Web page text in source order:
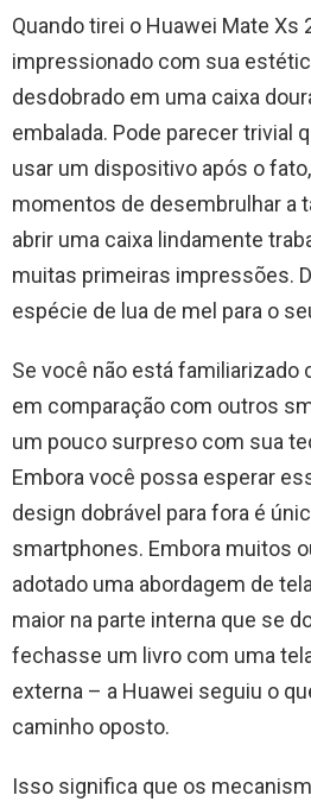
Quando tirei o Huawei Mate Xs
impressionado com sua
desdobrado em uma caixa
embalada. Pode parecer trivial
usar um dispositivo após o
momentos de desembrulhar a
abrir uma caixa lindamente
muitas primeiras impressões.
espécie de lua de mel para o
Se você não está familiarizado
em comparação com outros
um pouco surpreso com sua
Embora você possa esperar
design dobrável para fora é
smartphones. Embora muitos
adotado uma abordagem de
maior na parte interna que se
fechasse um livro com uma
externa – a Huawei seguiu o
caminho oposto.
Isso significa que os